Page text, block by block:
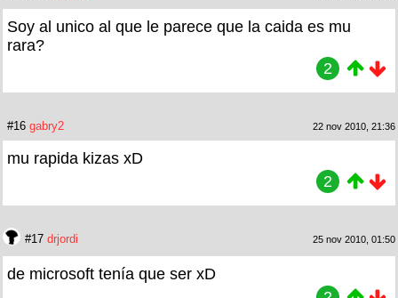
Soy al unico al que le parece que la caida es mu
rara?
2
#16 gabry2 22 nov 2010, 21:36
mu rapida kizas xD
2
#17 drjordi 25 nov 2010, 01:50
de microsoft tenía que ser xD